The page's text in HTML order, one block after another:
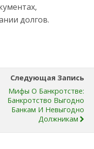
долгов.
Следующая Запись
Мифы О Банкротстве:
Банкротство Выгодно
Банкам И Невыгодно
Должникам